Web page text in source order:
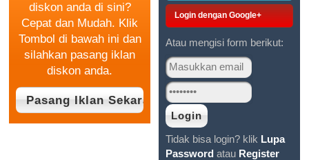
diskon anda di sini?
Cepat dan Mudah. Klik
Tombol di bawah ini dan
silahkan pasang iklan
diskon anda.
Login dengan Google+
Atau mengisi form berikut:
Tidak bisa login? klik Lupa
Password atau Register